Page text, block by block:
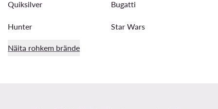
Quiksilver Bugatti
Hunter Star Wars
Näita rohkem brände